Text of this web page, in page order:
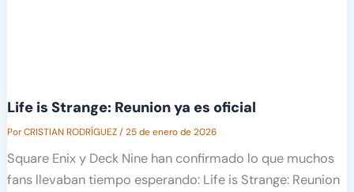
Life is Strange: Reunion ya es oficial
PorCRISTIAN RODRÍGUEZ/25 de enero de 2026
Square Enix y Deck Nine han confirmado lo que muchos
fans llevaban tiempo esperando: Life is Strange: Reunion